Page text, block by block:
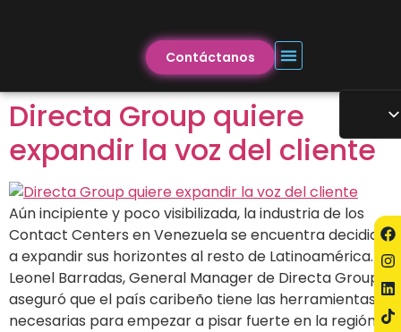
Contáctanos
Directa Group quiere
expandir la voz del cliente
Aún incipiente y poco visibilizada, la industria de los
Contact Centers en Venezuela se encuentra decidida
a expandir sus horizontes al resto de Latinoamérica.
Leonel Barradas, General Manager de Directa Group,
aseguró que el país caribeño tiene las herramientas
necesarias para empezar a pisar fuerte en la región.